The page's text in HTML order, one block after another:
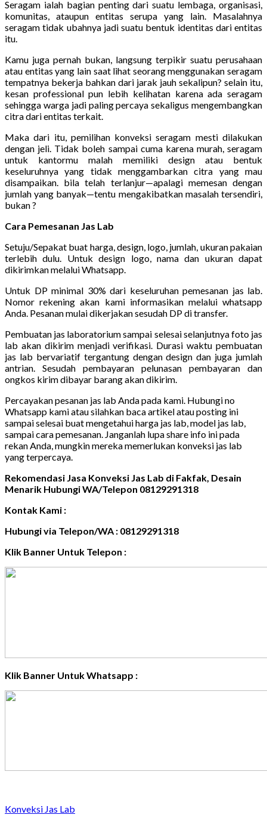
Seragam ialah bagian penting dari suatu lembaga, organisasi,
komunitas, ataupun entitas serupa yang lain. Masalahnya
seragam tidak ubahnya jadi suatu bentuk identitas dari entitas
itu.
Kamu juga pernah bukan, langsung terpikir suatu perusahaan
atau entitas yang lain saat lihat seorang menggunakan seragam
tempatnya bekerja bahkan dari jarak jauh sekalipun? selain itu,
kesan professional pun lebih kelihatan karena ada seragam
sehingga warga jadi paling percaya sekaligus mengembangkan
citra dari entitas terkait.
Maka dari itu, pemilihan konveksi seragam mesti dilakukan
dengan jeli. Tidak boleh sampai cuma karena murah, seragam
untuk kantormu malah memiliki design atau bentuk
keseluruhnya yang tidak menggambarkan citra yang mau
disampaikan. bila telah terlanjur—apalagi memesan dengan
jumlah yang banyak—tentu mengakibatkan masalah tersendiri,
bukan ?
Cara Pemesanan Jas Lab
Setuju/Sepakat buat harga, design, logo, jumlah, ukuran pakaian
terlebih dulu. Untuk design logo, nama dan ukuran dapat
dikirimkan melalui Whatsapp.
Untuk DP minimal 30% dari keseluruhan pemesanan jas lab.
Nomor rekening akan kami informasikan melalui whatsapp
Anda. Pesanan mulai dikerjakan sesudah DP di transfer.
Pembuatan jas laboratorium sampai selesai selanjutnya foto jas
lab akan dikirim menjadi verifikasi. Durasi waktu pembuatan
jas lab bervariatif tergantung dengan design dan juga jumlah
antrian. Sesudah pembayaran pelunasan pembayaran dan
ongkos kirim dibayar barang akan dikirim.
Percayakan pesanan jas lab Anda pada kami. Hubungi no
Whatsapp kami atau silahkan baca artikel atau posting ini
sampai selesai buat mengetahui harga jas lab, model jas lab,
sampai cara pemesanan. Janganlah lupa share info ini pada
rekan Anda, mungkin mereka memerlukan konveksi jas lab
yang terpercaya.
Rekomendasi Jasa Konveksi Jas Lab di Fakfak, Desain
Menarik Hubungi WA/Telepon 08129291318
Kontak Kami :
Hubungi via Telepon/WA : 08129291318
Klik Banner Untuk Telepon :
Klik Banner Untuk Whatsapp :
Konveksi Jas Lab